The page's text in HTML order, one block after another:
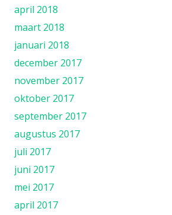
april 2018
maart 2018
januari 2018
december 2017
november 2017
oktober 2017
september 2017
augustus 2017
juli 2017
juni 2017
mei 2017
april 2017